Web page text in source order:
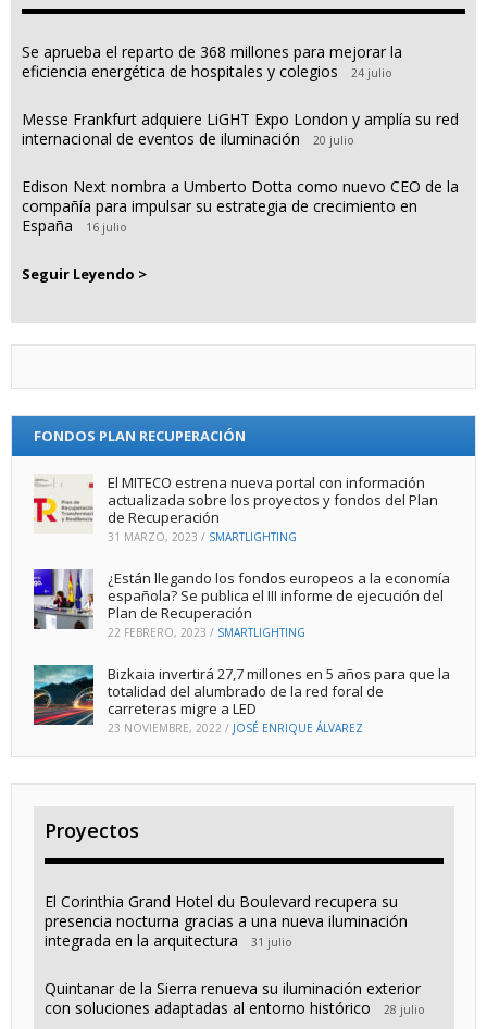
Se aprueba el reparto de 368 millones para mejorar la
eficiencia energética de hospitales y colegios
24 julio
Messe Frankfurt adquiere LiGHT Expo London y amplía su red
internacional de eventos de iluminación
20 julio
Edison Next nombra a Umberto Dotta como nuevo CEO de la
compañía para impulsar su estrategia de crecimiento en
España
16 julio
Seguir Leyendo >
FONDOS PLAN RECUPERACIÓN
El MITECO estrena nueva portal con información
actualizada sobre los proyectos y fondos del Plan
de Recuperación
31 MARZO, 2023 / SMARTLIGHTING
¿Están llegando los fondos europeos a la economía
española? Se publica el III informe de ejecución del
Plan de Recuperación
22 FEBRERO, 2023 / SMARTLIGHTING
Bizkaia invertirá 27,7 millones en 5 años para que la
totalidad del alumbrado de la red foral de
carreteras migre a LED
23 NOVIEMBRE, 2022 / JOSÉ ENRIQUE ÁLVAREZ
Proyectos
El Corinthia Grand Hotel du Boulevard recupera su
presencia nocturna gracias a una nueva iluminación
integrada en la arquitectura
31 julio
Quintanar de la Sierra renueva su iluminación exterior
con soluciones adaptadas al entorno histórico
28 julio